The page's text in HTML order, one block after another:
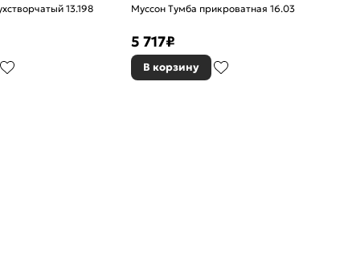
13.198
Муссон Тумба прикроватная 16.03
5 717₽
В корзину